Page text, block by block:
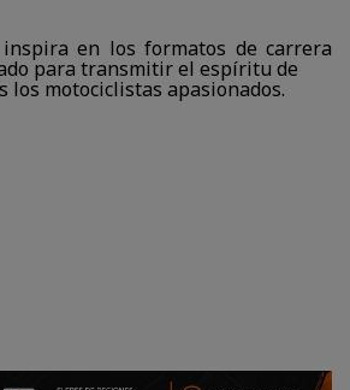
inspira en los formatos de carrera
para transmitir el espíritu de
los motociclistas apasionados.